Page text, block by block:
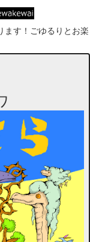
ます！ごゆるりとお楽